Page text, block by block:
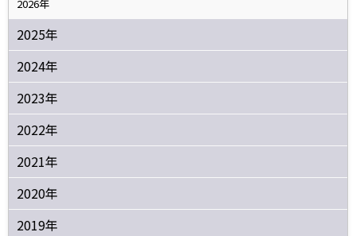
2026年
2025年
2024年
2023年
2022年
2021年
2020年
2019年